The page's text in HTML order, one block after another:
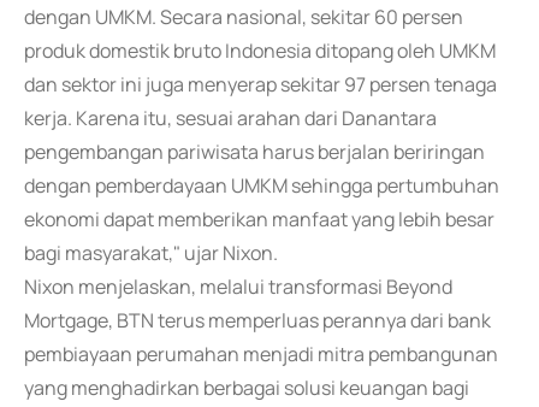
dengan UMKM. Secara nasional, sekitar 60 persen
produk domestik bruto Indonesia ditopang oleh UMKM
dan sektor ini juga menyerap sekitar 97 persen tenaga
kerja. Karena itu, sesuai arahan dari Danantara
pengembangan pariwisata harus berjalan beriringan
dengan pemberdayaan UMKM sehingga pertumbuhan
ekonomi dapat memberikan manfaat yang lebih besar
bagi masyarakat," ujar Nixon.
Nixon menjelaskan, melalui transformasi Beyond
Mortgage, BTN terus memperluas perannya dari bank
pembiayaan perumahan menjadi mitra pembangunan
yang menghadirkan berbagai solusi keuangan bagi